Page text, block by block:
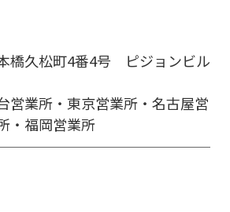
橋久松町4番4号 ピジョンビル
営業所・東京営業所・名古屋営
・福岡営業所